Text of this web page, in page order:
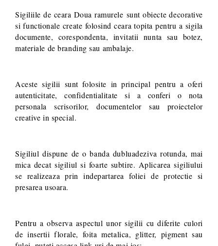
Sigiliile de ceara Doua ramurele sunt obiecte decorative
si functionale create folosind ceara topita pentru a sigila
documente, corespondenta, invitatii nunta sau botez,
materiale de branding sau ambalaje.
Aceste sigilii sunt folosite in principal pentru a oferi
autenticitate, confidentialitate si a conferi o nota
personala scrisorilor, documentelor sau proiectelor
creative in special.
Sigiliul dispune de o banda dubluadeziva rotunda, mai
mica decat sigiliul si foarte subtire. Aplicarea sigiliului
se realizeaza prin indepartarea foliei de protectie si
presarea usoara.
Pentru a observa aspectul unor sigilii cu diferite culori
de insertii florale, foita metalica, glitter, pigment sau